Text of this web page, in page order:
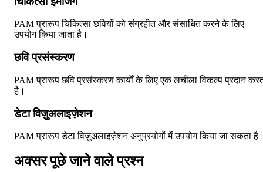
PAM प्रारूप चिकित्सा छवियों को संग्रहीत और संसाधित करने के लिए
उपयोग किया जाता है।
छवि प्रसंस्करण
PAM प्रारूप छवि प्रसंस्करण कार्यों के लिए एक लचीला विकल्प प्रदान
है।
डेटा विज़ुअलाइज़ेशन
PAM प्रारूप डेटा विज़ुअलाइज़ेशन अनुप्रयोगों में उपयोग किया जा सकता
अक्सर पूछे जाने वाले प्रश्न